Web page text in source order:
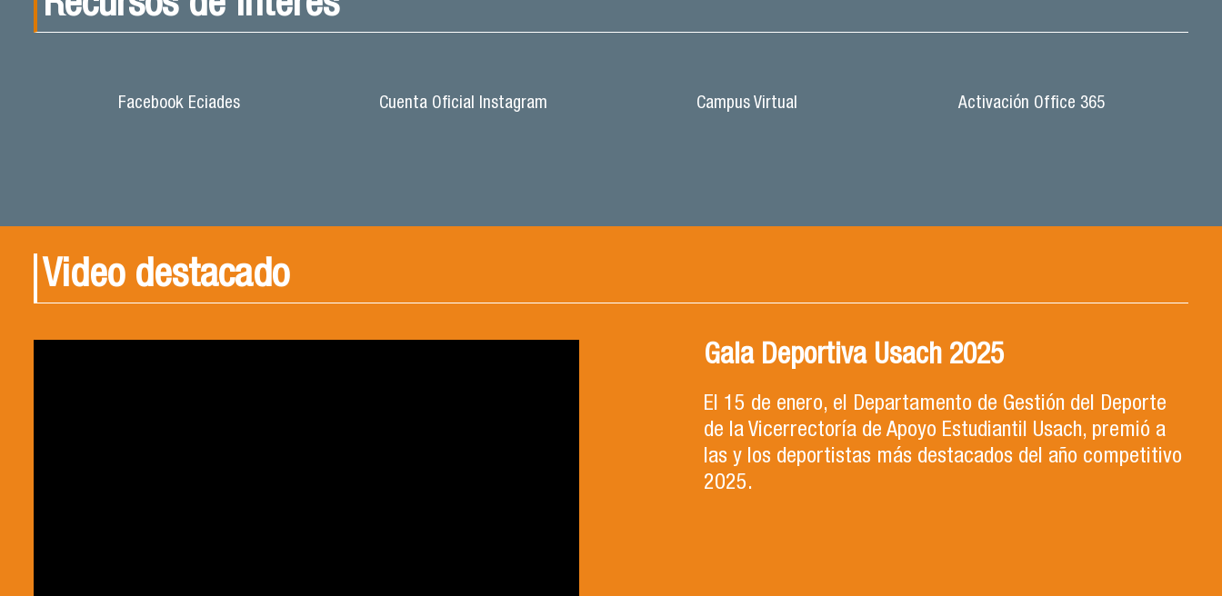
Facebook Eciades Cuenta Oficial Instagram Campus Virtual Activación Office 365
Video destacado
Gala Deportiva Usach 2025
El 15 de enero, el Departamento de Gestión del Deporte
de la Vicerrectoría de Apoyo Estudiantil Usach, premió a
las y los deportistas más destacados del año competitivo
2025.